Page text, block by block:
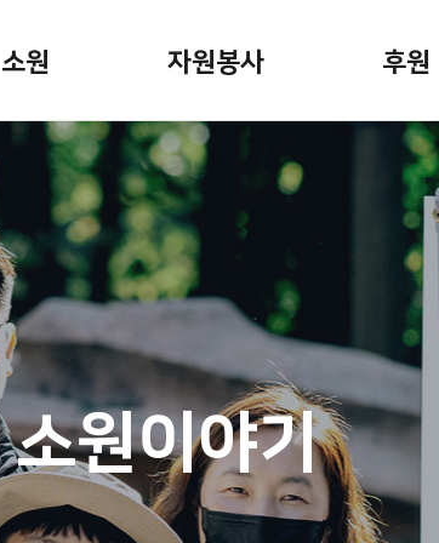
소원
소원안내
소원신청
소원이야기
자원봉사
자원봉사활동
봉사자용 게시판
후원
정기
일시
기업
캠페
기념
소원
소원이야기